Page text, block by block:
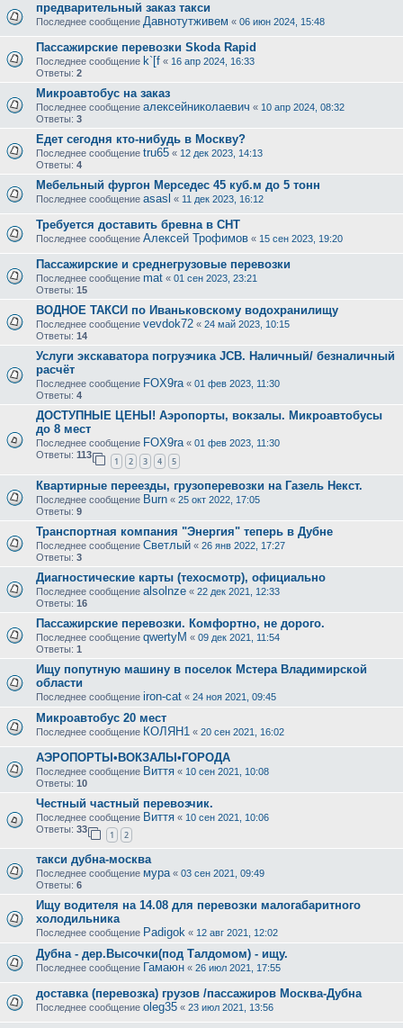
предварительный заказ такси
Последнее сообщение Давнотутживем « 06 июн 2024, 15:48
Пассажирские перевозки Skoda Rapid
Последнее сообщение k`[f « 16 апр 2024, 16:33
Ответы: 2
Микроавтобус на заказ
Последнее сообщение алексейниколаевич « 10 апр 2024, 08:32
Ответы: 3
Едет сегодня кто-нибудь в Москву?
Последнее сообщение tru65 « 12 дек 2023, 14:13
Ответы: 4
Мебельный фургон Мерседес 45 куб.м до 5 тонн
Последнее сообщение asasl « 11 дек 2023, 16:12
Требуется доставить бревна в СНТ
Последнее сообщение Алексей Трофимов « 15 сен 2023, 19:20
Пассажирские и среднегрузовые перевозки
Последнее сообщение mat « 01 сен 2023, 23:21
Ответы: 15
ВОДНОЕ ТАКСИ по Иваньковскому водохранилищу
Последнее сообщение vevdok72 « 24 май 2023, 10:15
Ответы: 14
Услуги экскаватора погрузчика JCB. Наличный/ безналичный
расчёт
Последнее сообщение FOX9ra « 01 фев 2023, 11:30
Ответы: 4
ДОСТУПНЫЕ ЦЕНЫ! Аэропорты, вокзалы. Микроавтобусы
до 8 мест
Последнее сообщение FOX9ra « 01 фев 2023, 11:30
Ответы: 113
1 2 3 4 5
Квартирные переезды, грузоперевозки на Газель Некст.
Последнее сообщение Burn « 25 окт 2022, 17:05
Ответы: 9
Транспортная компания "Энергия" теперь в Дубне
Последнее сообщение Светлый « 26 янв 2022, 17:27
Ответы: 3
Диагностические карты (техосмотр), официально
Последнее сообщение alsolnze « 22 дек 2021, 12:33
Ответы: 16
Пассажирские перевозки. Комфортно, не дорого.
Последнее сообщение qwertyM « 09 дек 2021, 11:54
Ответы: 1
Ищу попутную машину в поселок Мстера Владимирской
области
Последнее сообщение iron-cat « 24 ноя 2021, 09:45
Микроавтобус 20 мест
Последнее сообщение КОЛЯН1 « 20 сен 2021, 16:02
АЭРОПОРТЫ•ВОКЗАЛЫ•ГОРОДА
Последнее сообщение Виття « 10 сен 2021, 10:08
Ответы: 10
Честный частный перевозчик.
Последнее сообщение Виття « 10 сен 2021, 10:06
Ответы: 33
1 2
такси дубна-москва
Последнее сообщение мура« 03 сен 2021, 09:49
Ответы: 6
Ищу водителя на 14.08 для перевозки малогабаритного
холодильника
Последнее сообщение Padigok « 12 авг 2021, 12:02
Дубна - дер.Высочки(под Талдомом) - ищу.
Последнее сообщение Гамаюн « 26 июл 2021, 17:55
доставка (перевозка) грузов /пассажиров Москва-Дубна
Последнее сообщение oleg35 « 23 июл 2021, 13:56